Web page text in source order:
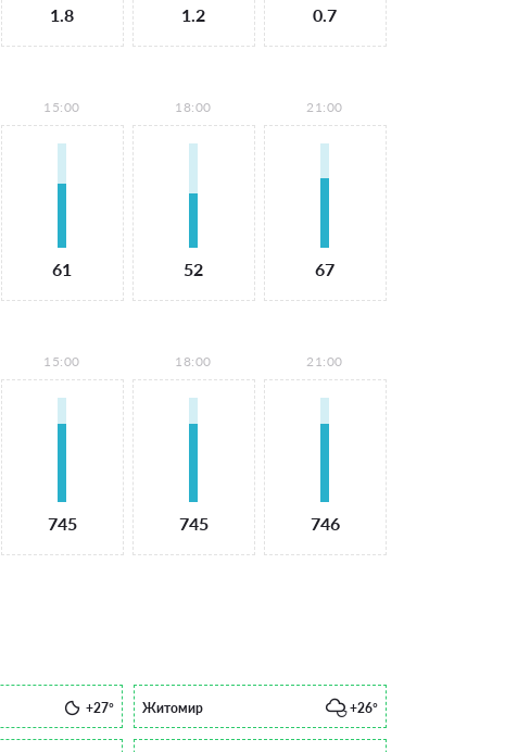
1.8 1.2 0.7
15:00
61
18:00
52
21:00
67
15:00
745
18:00
745
21:00
746
+27° Житомир +26°